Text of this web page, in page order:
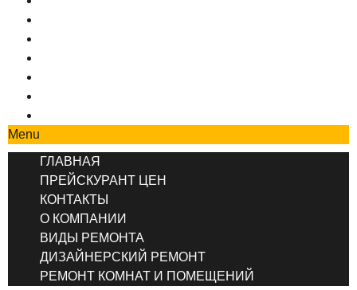
Menu
ГЛАВНАЯ
ПРЕЙСКУРАНТ ЦЕН
КОНТАКТЫ
О КОМПАНИИ
ВИДЫ РЕМОНТА
ДИЗАЙНЕРСКИЙ РЕМОНТ
РЕМОНТ КОМНАТ И ПОМЕЩЕНИЙ